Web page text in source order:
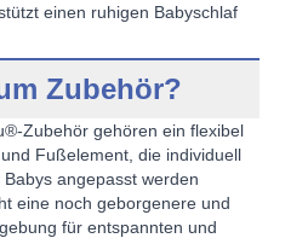
einen ruhigen Babyschlaf
Zubehör?
Zubehör gehören ein flexibel
Fußelement, die individuell
angepasst werden
eine noch geborgenere und
für entspannten und